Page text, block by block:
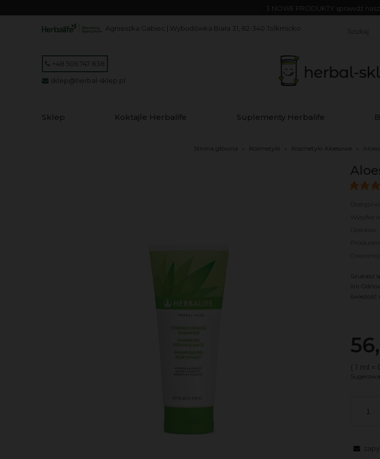
3 NOWE PRODUKTY sprawdź
Agnieszka Gabiec | Wybudówka Biała 31, 82-340 Tolkmicko
+48 506 747 838
sklep@herbal-sklep.pl
Sklep Koktajle Herbalife Suplementy Herbalife
Strona główna Kosmetyki Kosmetyki Aloesowe
Wysyłka w:
Dostawa:
Producent:
Gwarancja:
Szukasz
lini
świeżość
( 1 ml =